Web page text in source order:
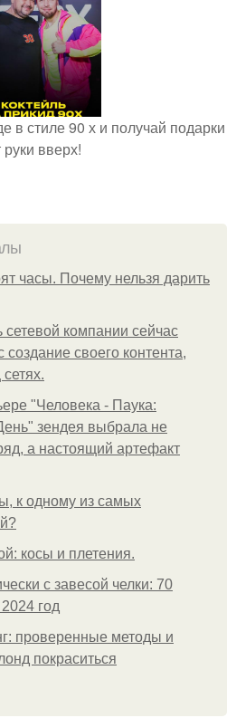
в стиле 90 х и получай подарки
руки вверх!
часы. Почему нельзя дарить
сетевой компании сейчас
своего контента,
"Человека - Паука:
зендея выбрала не
а настоящий артефакт
к одному из самых
косы и плетения.
с завесой челки: 70
год
проверенные методы и
покраситься